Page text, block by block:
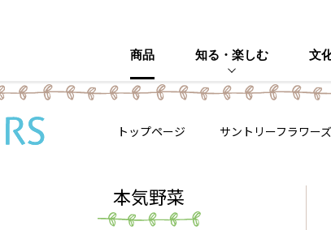
商品 知る・楽しむ 文
トップページ サントリーフラワー
本気野菜